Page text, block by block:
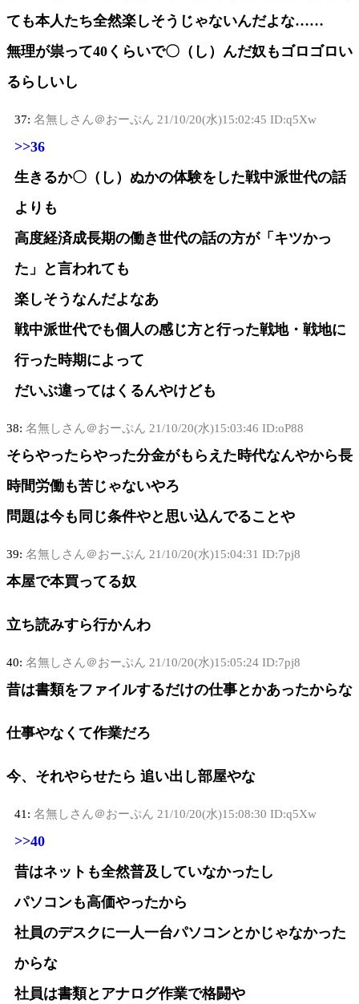
ても本人たち全然楽しそうじゃないんだよな……
無理が祟って40くらいで〇（し）んだ奴もゴロゴロい
るらしいし
37: 名無しさん＠おーぷん 21/10/20(水)15:02:45 ID:q5Xw
>>36
生きるか〇（し）ぬかの体験をした戦中派世代の話
よりも
高度経済成長期の働き世代の話の方が「キツかっ
た」と言われても
楽しそうなんだよなあ
戦中派世代でも個人の感じ方と行った戦地・戦地に
行った時期によって
だいぶ違ってはくるんやけども
38: 名無しさん＠おーぷん 21/10/20(水)15:03:46 ID:oP88
そらやったらやった分金がもらえた時代なんやから長
時間労働も苦じゃないやろ
問題は今も同じ条件やと思い込んでることや
39: 名無しさん＠おーぷん 21/10/20(水)15:04:31 ID:7pj8
本屋で本買ってる奴
立ち読みすら行かんわ
40: 名無しさん＠おーぷん 21/10/20(水)15:05:24 ID:7pj8
昔は書類をファイルするだけの仕事とかあったからな
仕事やなくて作業だろ
今、それやらせたら 追い出し部屋やな
41: 名無しさん＠おーぷん 21/10/20(水)15:08:30 ID:q5Xw
>>40
昔はネットも全然普及していなかったし
パソコンも高価やったから
社員のデスクに一人一台パソコンとかじゃなかった
からな
社員は書類とアナログ作業で格闘や